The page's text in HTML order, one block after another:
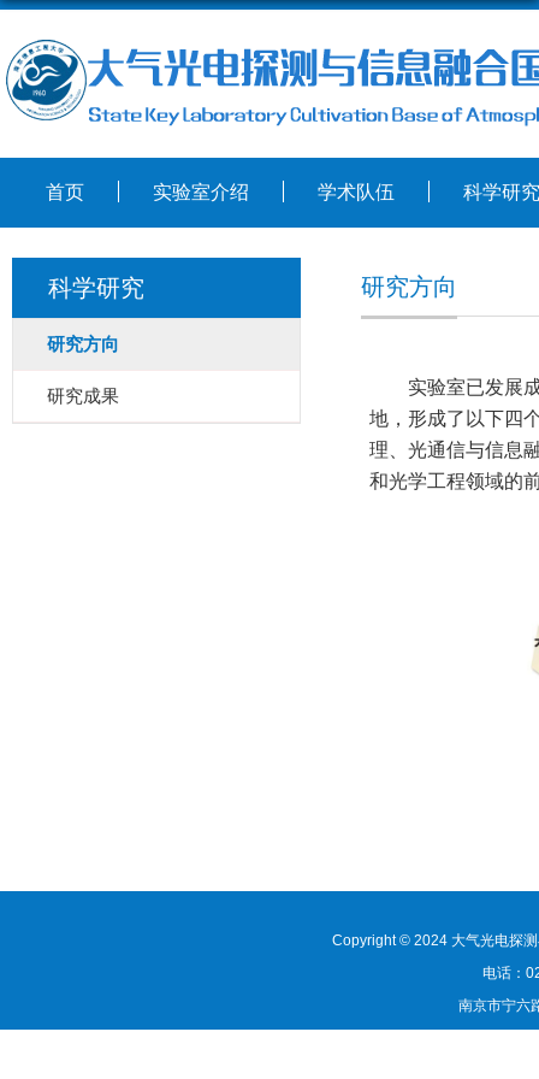
首页 实验室介绍 学术队伍 科学研究
科学研究
研究方向
研究成果
研究方向
实验室已发展
地，形成了以下四
理、光通信与信息
和光学工程领域的
Copyright © 2024 大气光电探
电话：
南京市宁六